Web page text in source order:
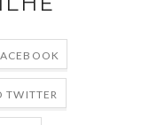
TWITTER